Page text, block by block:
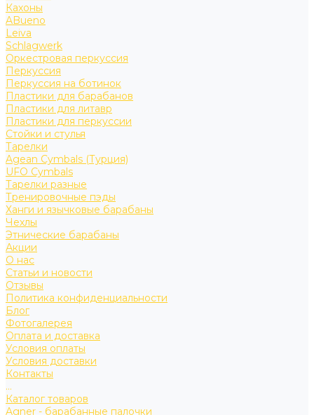
Кахоны
ABueno
Leiva
Schlagwerk
Оркестровая перкуссия
Перкуссия
Перкуссия на ботинок
Пластики для барабанов
Пластики для литавр
Пластики для перкуссии
Стойки и стулья
Тарелки
Agean Cymbals (Турция)
UFO Cymbals
Тарелки разные
Тренировочные пэды
Ханги и язычковые барабаны
Чехлы
Этнические барабаны
Акции
О нас
Статьи и новости
Отзывы
Политика конфиденциальности
Блог
Фотогалерея
Оплата и доставка
Условия оплаты
Условия доставки
Контакты
...
Каталог товаров
Agner - барабанные палочки